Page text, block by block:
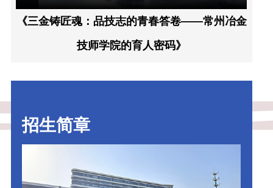
《三金铸匠魂：品技志的青春答卷——常州冶金
技师学院的育人密码》
招生简章